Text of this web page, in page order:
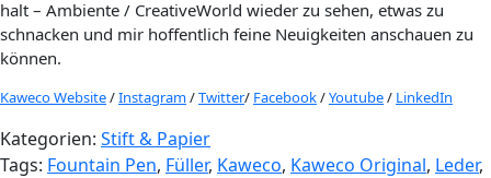
halt – Ambiente / CreativeWorld wieder zu sehen, etwas zu
schnacken und mir hoffentlich feine Neuigkeiten anschauen zu
können.
Kaweco Website/Instagram/Twitter/ Facebook/Youtube/ LinkedIn
Kategorien: Stift & Papier
Tags: Fountain Pen, Füller, Kaweco, Kaweco Original, Leder,